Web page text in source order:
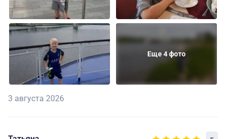
Еще 4 фото
3 августа 2026